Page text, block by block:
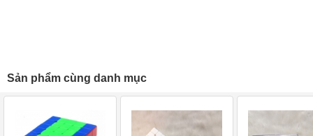
Sản phẩm cùng danh mục